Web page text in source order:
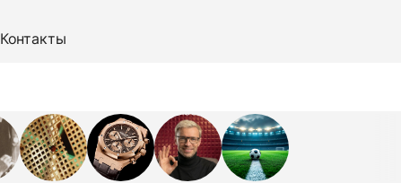
Контакты